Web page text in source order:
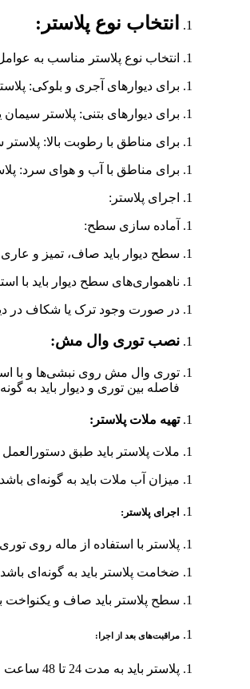
انتخاب نوع پلاستر:
انتخاب نوع پلاستر مناسب به
برای دیوارهای آجری و بلوکی:
برای دیوارهای بتنی: پلاستر
برای مناطق با رطوبت بالا:
برای مناطق با آب و هوای سرد:
اجرای پلاستر:
آماده سازی سطح:
سطح دیوار باید صاف، تمیز و عاری
ناهمواری‌های سطح دیوار باید با
در صورت وجود ترک یا شکاف در
نصب توری وال مش:
توری وال مش روی نبشی‌ها و با
فاصله بین توری و دیوار باید به
تهیه ملات پلاستر:
ملات پلاستر باید طبق دستورالعمل
میزان آب ملات باید به گونه‌ای
اجرای پلاستر:
پلاستر با استفاده از ماله روی
ضخامت پلاستر باید به گونه‌ای
سطح پلاستر باید صاف و یکنواخت
مراقبت‌های بعد از اجرا:
پلاستر باید به مدت 24 تا 48 ساعت مرطوب نگه داشته شود تا به طور کامل خشک شود.